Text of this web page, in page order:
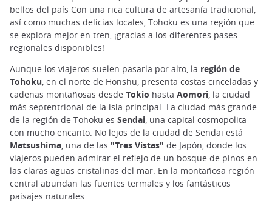
bellos del país Con una rica cultura de artesanía tradicional,
así como muchas delicias locales, Tohoku es una región que
se explora mejor en tren, ¡gracias a los diferentes pases
regionales disponibles!
Aunque los viajeros suelen pasarla por alto, la región de
Tohoku, en el norte de Honshu, presenta costas cinceladas y
cadenas montañosas desde Tokio hasta Aomori, la ciudad
más septentrional de la isla principal. La ciudad más grande
de la región de Tohoku es Sendai, una capital cosmopolita
con mucho encanto. No lejos de la ciudad de Sendai está
Matsushima, una de las "Tres Vistas" de Japón, donde los
viajeros pueden admirar el reflejo de un bosque de pinos en
las claras aguas cristalinas del mar. En la montañosa región
central abundan las fuentes termales y los fantásticos
paisajes naturales.